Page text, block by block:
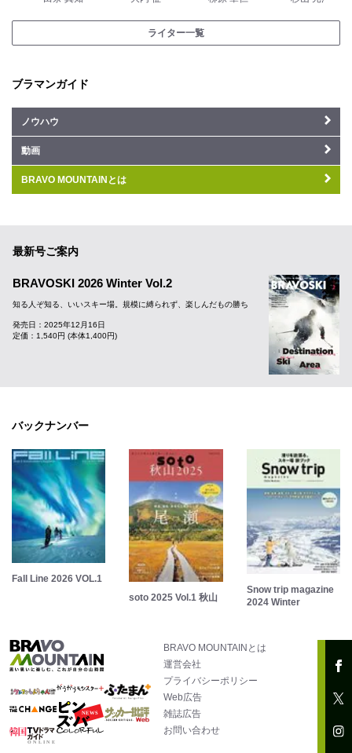
ライター一覧
ブラマンガイド
ノウハウ
動画
BRAVO MOUNTAINとは
最新号ご案内
BRAVOSKI 2026 Winter Vol.2
知る人ぞ知る、いいスキー場。規模に縛られず、楽しんだもの勝ち
発売日：2025年12月16日
定価：1,540円 (本体1,400円)
バックナンバー
Fall Line 2026 VOL.1
soto 2025 Vol.1 秋山
Snow trip magazine
2024 Winter
BRAVO MOUNTAINとは
運営会社
プライバシーポリシー
Web広告
雑誌広告
お問い合わせ